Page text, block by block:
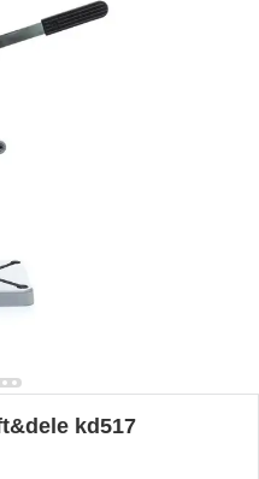
kd517